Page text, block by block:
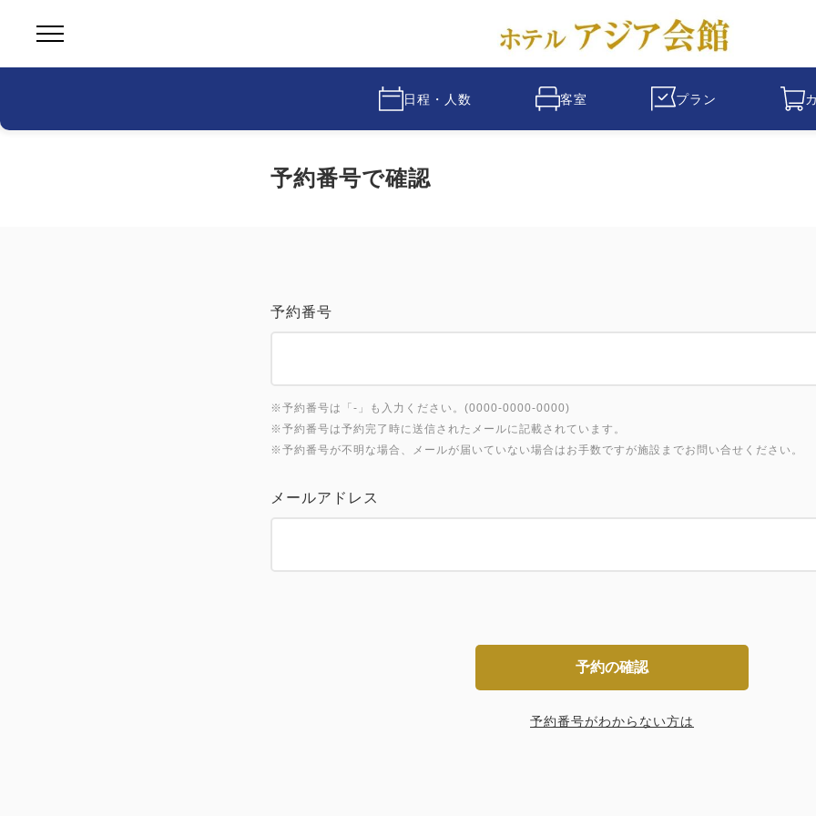
日程・人数 客室 プラン
予約番号で確認
予約番号
※予約番号は「-」も入力ください。(0000-0000-0000)
※予約番号は予約完了時に送信されたメールに記載されています。
※予約番号が不明な場合、メールが届いていない場合はお手数ですが施設までお問い合せください。
メールアドレス
予約の確認
予約番号がわからない方は